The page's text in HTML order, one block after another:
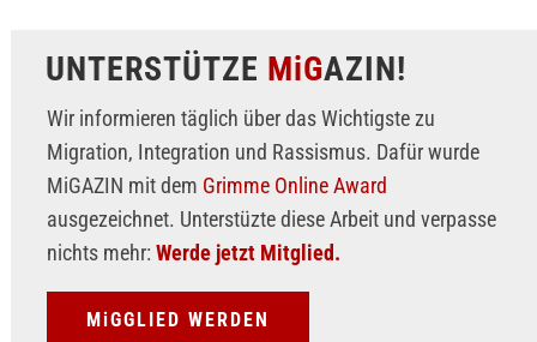
UNTERSTÜTZE MiGAZIN!
Wir informieren täglich über das Wichtigste zu
Migration, Integration und Rassismus. Dafür wurde
MiGAZIN mit dem Grimme Online Award
ausgezeichnet. Unterstüzte diese Arbeit und verpasse
nichts mehr: Werde jetzt Mitglied.
MiGGLIED WERDEN